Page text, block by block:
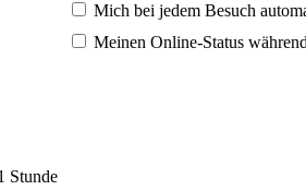
Mich bei jedem Besuch
Meinen Online-Status
Stunde